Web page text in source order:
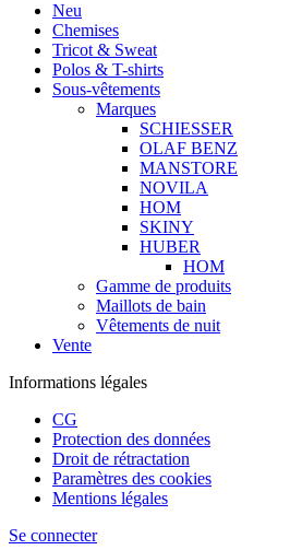
Neu
Chemises
Tricot & Sweat
Polos & T-shirts
Sous-vêtements
Marques
SCHIESSER
OLAF BENZ
MANSTORE
NOVILA
HOM
SKINY
HUBER
HOM
Gamme de produits
Maillots de bain
Vêtements de nuit
Vente
Informations légales
CG
Protection des données
Droit de rétractation
Paramètres des cookies
Mentions légales
Se connecter